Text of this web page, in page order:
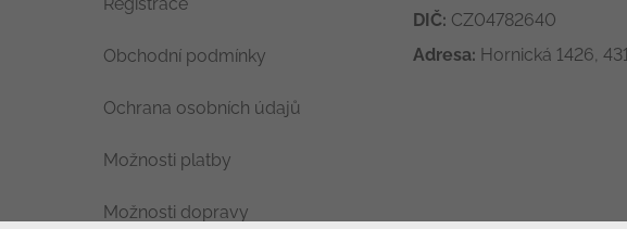
Registrace
Obchodní podmínky
Ochrana osobních údajů
Možnosti platby
Možnosti dopravy
DIČ: CZ04782640
Adresa: Hornická 1426,